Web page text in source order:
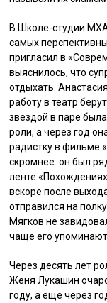
В Школе-студии
самых
пригласил в
выяснилось, что
отдыхать.
работу в театр
звездой в паре
роли, а через год
радистку в фильме
скромнее: он был
ленте
вскоре после
отправился на
Мягков не
чаще его
Через десять лет
Женя Лукашин
году, а еще через